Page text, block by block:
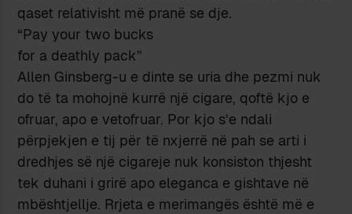
qaset relativisht më pranë se dje.
“Pay your two bucks
for a deathly pack”
Allen Ginsberg-u e dinte se uria dhe pezmi nuk
do të ta mohojnë kurrë një cigare, qoftë kjo e
ofruar, apo e vetofruar. Por kjo s’e ndali
përpjekjen e tij për të nxjerrë në pah se arti i
dredhjes së një cigareje nuk konsiston thjesht
tek duhani i grirë apo eleganca e gishtave në
mbështjellje. Rrjeta e merimangës është më e